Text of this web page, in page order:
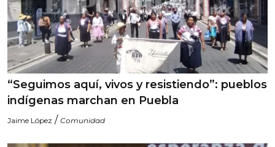
“Seguimos aquí, vivos y resistiendo”: pueblos
indígenas marchan en Puebla
Jaime López / Comunidad